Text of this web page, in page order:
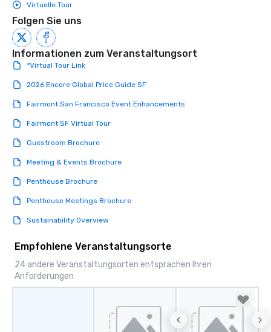
traverse along the
Since the menu is
remember to submit
date any dietary
allergies for anyone
Virtuelle Tour
Folgen Sie uns
Informationen zum Veranstaltungsort
*Virtual Tour Link
2026 Encore Global Price Guide SF
Fairmont San Francisco Event Enhancements
Fairmont SF Virtual Tour
Guestroom Brochure
Meeting & Events Brochure
Penthouse Brochure
Penthouse Meetings Brochure
Sustainability Overview
Empfohlene Veranstaltungsorte
24 andere Veranstaltungsorten entsprachen Ihren
Anforderungen